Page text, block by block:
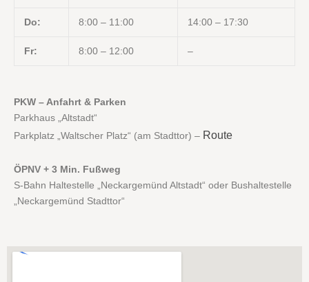
Do: 8:00 – 11:00 14:00 – 17:30
Fr: 8:00 – 12:00 –
PKW – Anfahrt & Parken
Parkhaus „Altstadt“
Parkplatz „Waltscher Platz“ (am Stadttor) – Route
ÖPNV + 3 Min. Fußweg
S-Bahn Haltestelle „Neckargemünd Altstadt“ oder Bushaltestelle
„Neckargemünd Stadttor“